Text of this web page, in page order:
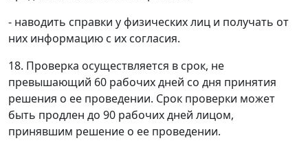
- наводить справки у физических лиц и получать от
них информацию с их согласия.
18. Проверка осуществляется в срок, не
превышающий 60 рабочих дней со дня принятия
решения о ее проведении. Срок проверки может
быть продлен до 90 рабочих дней лицом,
принявшим решение о ее проведении.